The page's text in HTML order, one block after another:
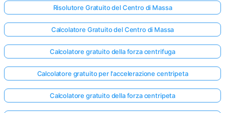
Risolutore Gratuito del Centro di Massa
Calcolatore Gratuito del Centro di Massa
Calcolatore gratuito della forza centrifuga
Calcolatore gratuito per l'accelerazione centripeta
Calcolatore gratuito della forza centripeta